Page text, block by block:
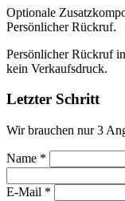
Optionale
Persönlicher Rückruf.
Persönlicher Rückruf
kein Verkaufsdruck.
Letzter Schritt
Wir brauchen nur 3
Name *
E-Mail *